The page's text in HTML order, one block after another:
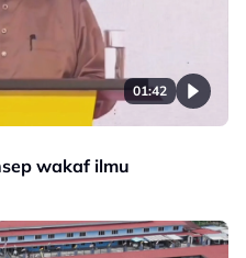
01:42
wakaf ilmu